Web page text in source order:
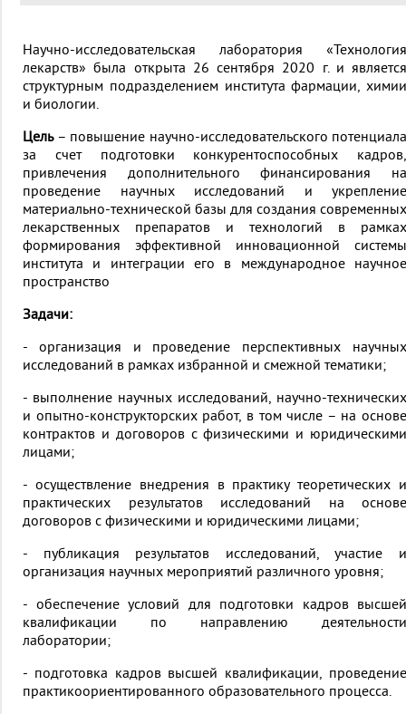
Научно-исследовательская лаборатория «Технология
лекарств» была открыта 26 сентября 2020 г. и является
структурным подразделением института фармации, химии
и биологии.
Цель– повышение научно-исследовательского потенциала
за счет подготовки конкурентоспособных кадров,
привлечения дополнительного финансирования на
проведение научных исследований и укрепление
материально-технической базы для создания современных
лекарственных препаратов и технологий в рамках
формирования эффективной инновационной системы
института и интеграции его в международное научное
пространство
Задачи:
- организация и проведение перспективных научных
исследований в рамках избранной и смежной тематики;
- выполнение научных исследований, научно-технических
и опытно-конструкторских работ, в том числе – на основе
контрактов и договоров с физическими и юридическими
лицами;
- осуществление внедрения в практику теоретических и
практических результатов исследований на основе
договоров с физическими и юридическими лицами;
- публикация результатов исследований, участие и
организация научных мероприятий различного уровня;
- обеспечение условий для подготовки кадров высшей
квалификации по направлению деятельности
лаборатории;
- подготовка кадров высшей квалификации, проведение
практикоориентированного образовательного процесса.